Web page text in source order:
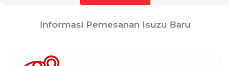
Informasi Pemesanan Isuzu Baru